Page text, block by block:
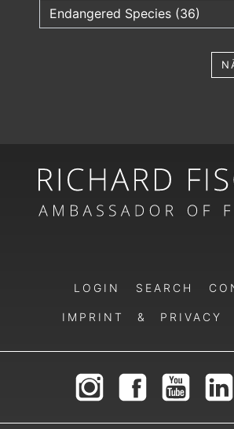
LOGIN SEARCH
IMPRINT & PRIVACY